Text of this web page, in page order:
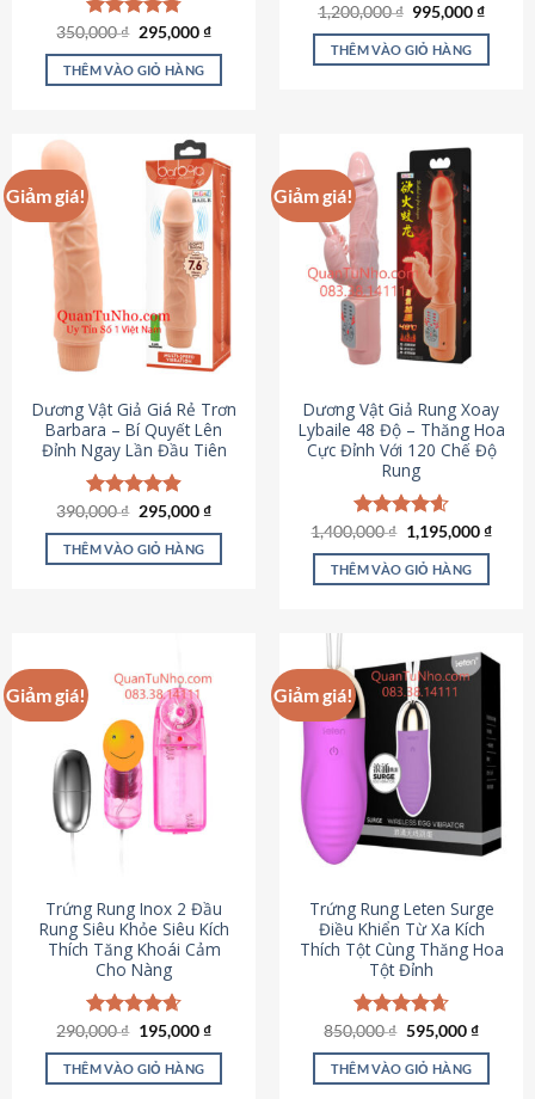
Được xếp
hạng4.79
5 sao
350,000₫ Giá
là:
350,000 ₫.
295,000₫Giá
tại
THÊM VÀO GIỎ HÀNG
Được xếp
hạng4.82
5 sao
1,200,000₫ Giá
là:
1,200,000 ₫.
995,000₫Giá
tại
THÊM VÀO GIỎ HÀNG
Giảm giá!
Dương Vật Giả Giá Rẻ Trơn
Barbara – Bí Quyết Lên
Đỉnh Ngay Lần Đầu Tiên
Được xếp
hạng4.90
5 sao
390,000₫ Giá
là:
390,000 ₫.
295,000₫Giá
tại
THÊM VÀO GIỎ HÀNG
Giảm giá!
Dương Vật Giả Rung Xoay
Lybaile 48 Độ – Thăng Hoa
Cực Đỉnh Với 120 Chế Độ
Rung
Được xếp
hạng4.62
5 sao
1,400,000₫ Giá
gốc
là:
1,400,000 ₫.
1,195,000₫Giá
THÊM VÀO GIỎ HÀNG
Giảm giá!
Trứng Rung Inox 2 Đầu
Rung Siêu Khỏe Siêu Kích
Thích Tăng Khoái Cảm
Cho Nàng
Được xếp
hạng4.64
5 sao
290,000₫ Giá
là:
290,000 ₫.
195,000₫Giá
tại
THÊM VÀO GIỎ HÀNG
Giảm giá!
Trứng Rung Leten Surge
Điều Khiển Từ Xa Kích
Thích Tột Cùng Thăng Hoa
Tột Đỉnh
Được xếp
hạng4.69
5 sao
850,000₫ Giá
là:
850,000 ₫.
595,000₫Giá
tại
THÊM VÀO GIỎ HÀNG